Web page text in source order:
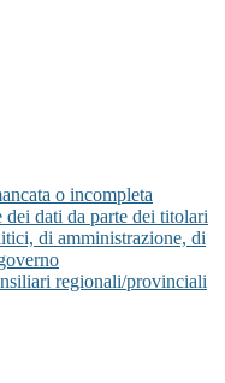
o incompleta
dei dati da parte dei titolari
di amministrazione, di
regionali/provinciali